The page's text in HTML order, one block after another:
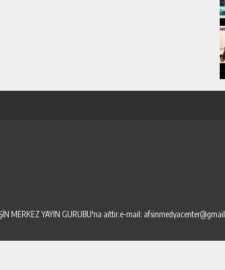
MERKEZ YAYIN GURUBU'na aittir.e-mail: